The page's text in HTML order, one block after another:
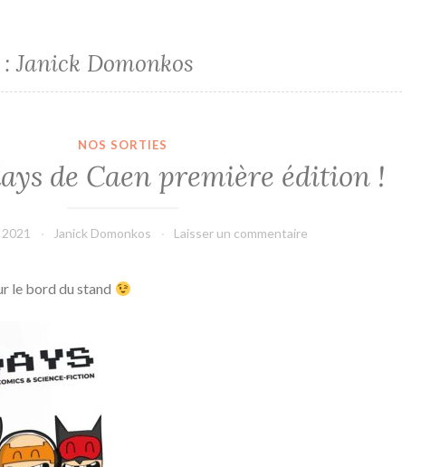
:Janick Domonkos
NOS SORTIES
de Caen première édition !
Janick Domonkos Laisser un commentaire
le bord du stand